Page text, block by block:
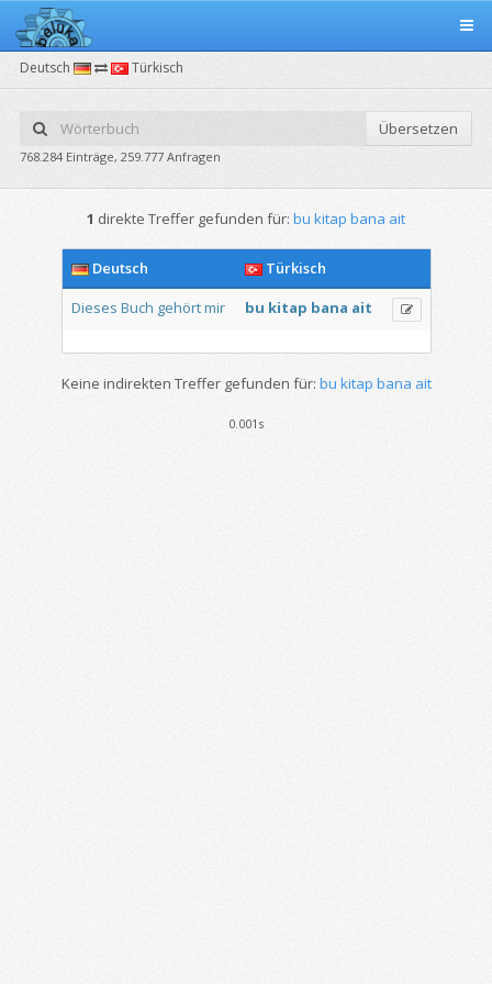
Deutsch Türkisch
Übersetzen
768.284 Einträge, 259.777 Anfragen
1 direkte Treffer gefunden für: bu kitap bana ait
Deutsch
Türkisch
Dieses Buch gehörtmir bu kitap bana ait
Keine indirekten Treffer gefunden für: bu kitap bana ait
0.001s